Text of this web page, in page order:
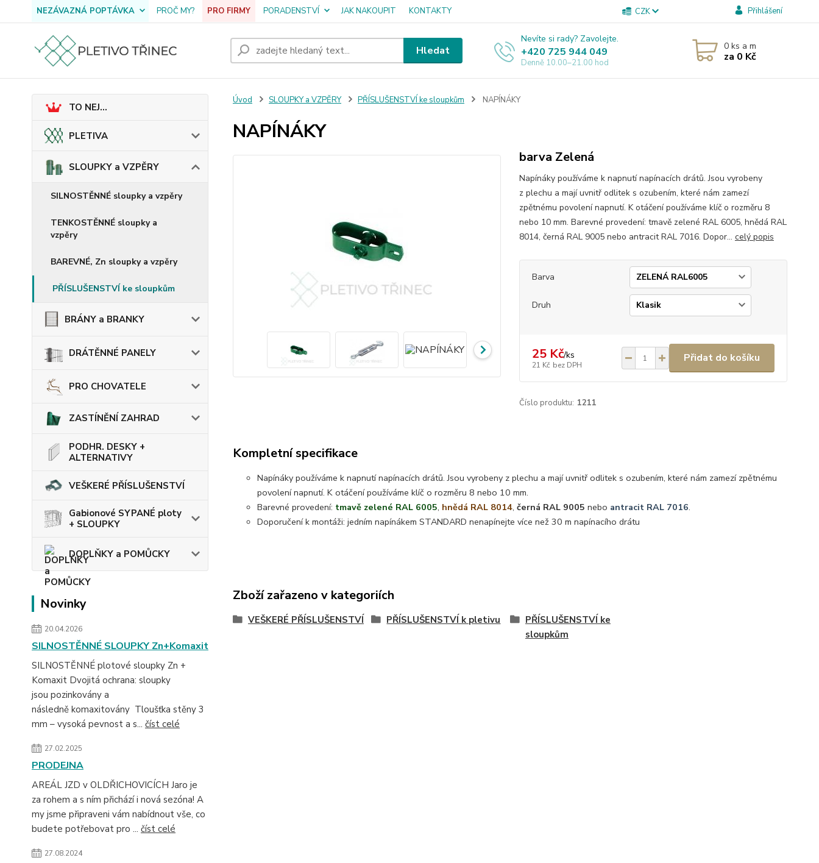
NEZÁVAZNÁ POPTÁVKA PROČ MY? PRO FIRMY PORADENSTVÍ JAK NAKOUPIT KONTAKTY CZK Přihlášení
Hledat
Nevíte si rady? Zavolejte.
+420 725 944 049
Denně 10.00–21.00 hod
0ks a m
za 0 Kč
TO NEJ...
PLETIVA
SLOUPKY a VZPĚRY
SILNOSTĚNNÉ sloupky a vzpěry
TENKOSTĚNNÉ sloupky a
vzpěry
BAREVNÉ, Zn sloupky a vzpěry
PŘÍSLUŠENSTVÍ ke sloupkům
BRÁNY a BRANKY
DRÁTĚNNÉ PANELY
PRO CHOVATELE
ZASTÍNĚNÍ ZAHRAD
PODHR. DESKY +
ALTERNATIVY
VEŠKERÉ PŘÍSLUŠENSTVÍ
Gabionové SYPANÉ ploty
+ SLOUPKY
DOPLŇKY a POMŮCKY
Novinky
20.04.2026
SILNOSTĚNNÉ SLOUPKY Zn+Komaxit
SILNOSTĚNNÉ plotové sloupky Zn +
Komaxit Dvojitá ochrana: sloupky
jsou pozinkovány a
následně komaxitovány Tloušťka stěny 3
mm – vysoká pevnost a s... číst celé
27.02.2025
PRODEJNA
AREÁL JZD v OLDŘICHOVICÍCH Jaro je
za rohem a s ním přichází i nová sezóna! A
my jsme připraveni vám nabídnout vše, co
budete potřebovat pro ... číst celé
27.08.2024
Úvod SLOUPKY a VZPĚRY PŘÍSLUŠENSTVÍ ke sloupkům NAPÍNÁKY
NAPÍNÁKY
barva Zelená
Napínáky používáme k napnutí napínacích drátů. Jsou vyrobeny
z plechu a mají uvnitř odlitek s ozubením, které nám zamezí
zpětnému povolení napnutí. K otáčení používáme klíč o rozměru 8
nebo 10 mm. Barevné provedení: tmavě zelené RAL 6005, hnědá RAL
8014, černá RAL 9005 nebo antracit RAL 7016. Dopor... celý popis
Barva
Druh
25 Kč/ks
21 Kč bez DPH
Přidat do košíku
Číslo produktu: 1211
Kompletní specifikace
Napínáky používáme k napnutí napínacích drátů. Jsou vyrobeny z plechu a mají uvnitř odlitek s ozubením, které nám zamezí zpětnému
povolení napnutí. K otáčení používáme klíč o rozměru 8 nebo 10 mm.
Barevné provedení: tmavě zelené RAL 6005, hnědá RAL 8014, černá RAL 9005 nebo antracit RAL 7016.
Doporučení k montáži: jedním napínákem STANDARD nenapínejte více než 30 m napínacího drátu
Zboží zařazeno v kategoriích
VEŠKERÉ PŘÍSLUŠENSTVÍ PŘÍSLUŠENSTVÍ k pletivu
PŘÍSLUŠENSTVÍ ke
sloupkům